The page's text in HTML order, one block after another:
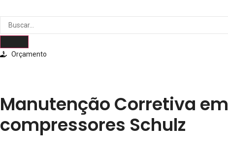
Orçamento
Manutenção Corretiva em
compressores Schulz